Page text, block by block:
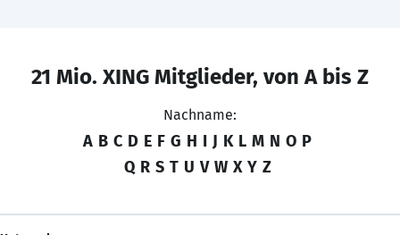
21 Mio. XING Mitglieder, von A bis Z
Nachname:
A B C D E F G H I J K L M N O P
Q R S T U V W X Y Z